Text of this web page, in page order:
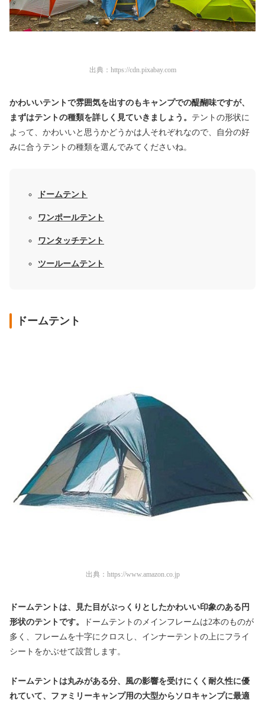
出典： https://cdn.pixabay.com
かわいいテントで雰囲気を出すのもキャンプでの醍醐味ですが、
まずはテントの種類を詳しく見ていきましょう。 テントの形状に
よって、 かわいいと思うかどうかは人それぞれなので、
自分の好
みに合うテントの種類を選んでみてくださいね。
ドームテント
ワンポールテント
ワンタッチテント
ツールームテント
ドームテント
出典： https://www.amazon.co.jp
ドームテントは、
見た目がぷっくりとしたかわいい印象のある円
形状のテントです。
ドームテントのメインフレームは2本のものが
多く、 フレームを十字にクロスし、 インナーテントの上にフライ
シートをかぶせて設営します。
ドームテントは丸みがある分、 風の影響を受けにくく耐久性に優
れていて、 ファミリーキャンプ用の大型からソロキャンプに最適